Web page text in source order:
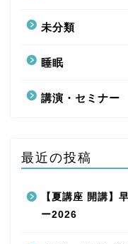
未分類
睡眠
講演・セミナー
最近の投稿
【夏講座 開講】
ー2026